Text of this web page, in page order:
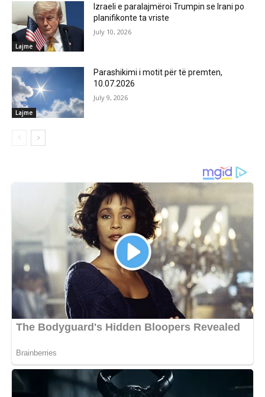
Lajme
Izraeli e paralajmëroi Trumpin se Irani po
planifikonte ta vriste
July 10, 2026
Lajme
Parashikimi i motit për të premten,
10.07.2026
July 9, 2026